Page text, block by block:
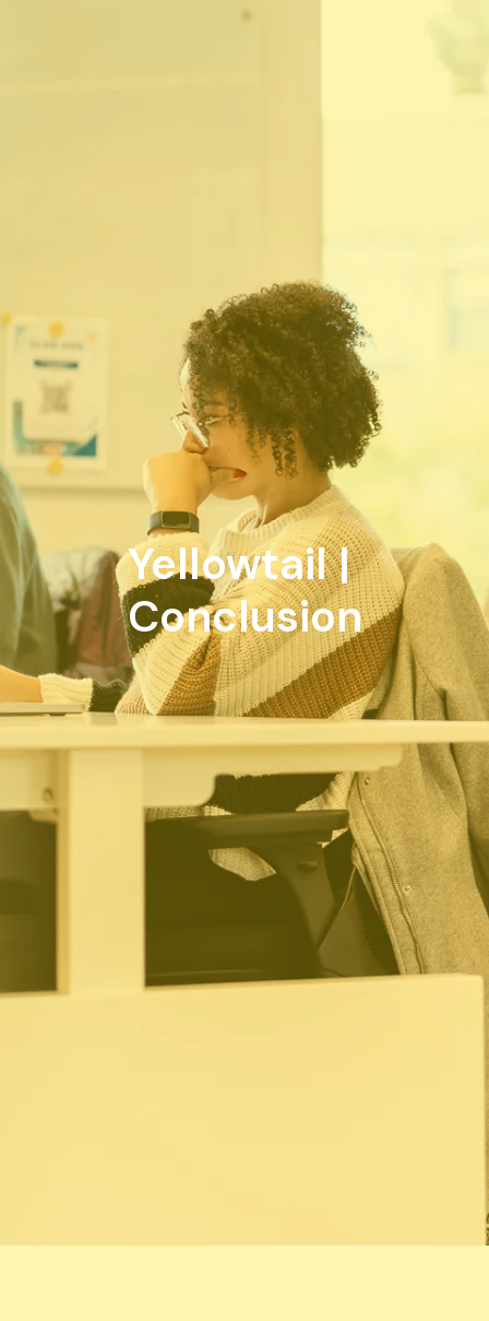
Yellowtail |
Conclusion